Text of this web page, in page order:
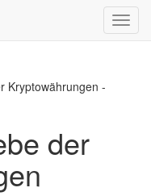
Kryptowährungen -
der